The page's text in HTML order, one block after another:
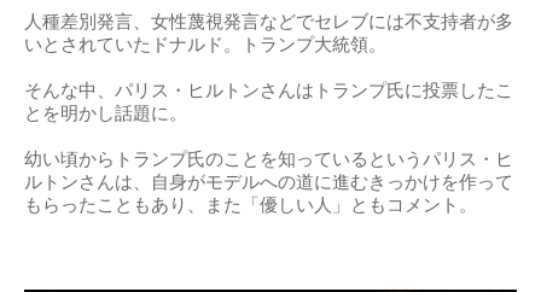
人種差別発言、女性蔑視発言などでセレブには不支持者が多
いとされていたドナルド。トランプ大統領。
そんな中、パリス・ヒルトンさんはトランプ氏に投票したこ
とを明かし話題に。
幼い頃からトランプ氏のことを知っているというパリス・ヒ
ルトンさんは、自身がモデルへの道に進むきっかけを作って
もらったこともあり、また「優しい人」ともコメント。